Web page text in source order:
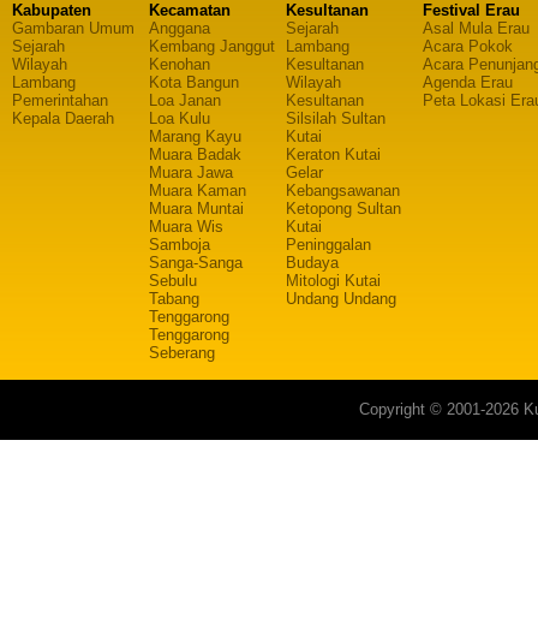
Kabupaten
Gambaran Umum
Sejarah
Wilayah
Lambang
Pemerintahan
Kepala Daerah
Kecamatan
Anggana
Kembang Janggut
Kenohan
Kota Bangun
Loa Janan
Loa Kulu
Marang Kayu
Muara Badak
Muara Jawa
Muara Kaman
Muara Muntai
Muara Wis
Samboja
Sanga-Sanga
Sebulu
Tabang
Tenggarong
Tenggarong
Seberang
Kesultanan
Sejarah
Lambang
Kesultanan
Wilayah
Kesultanan
Silsilah Sultan
Kutai
Keraton Kutai
Gelar
Kebangsawanan
Ketopong Sultan
Kutai
Peninggalan
Budaya
Mitologi Kutai
Undang Undang
Festival Erau
Asal Mula Erau
Acara Pokok
Acara
Agenda Erau
Peta Lokasi
Copyright © 2001-2026